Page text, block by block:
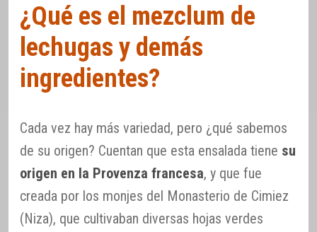
¿Qué es el mezclum de
lechugas y demás
ingredientes?
Cada vez hay más variedad, pero ¿qué sabemos
de su origen? Cuentan que esta ensalada tiene su
origen en la Provenza francesa, y que fue
creada por los monjes del Monasterio de Cimiez
(Niza), que cultivaban diversas hojas verdes